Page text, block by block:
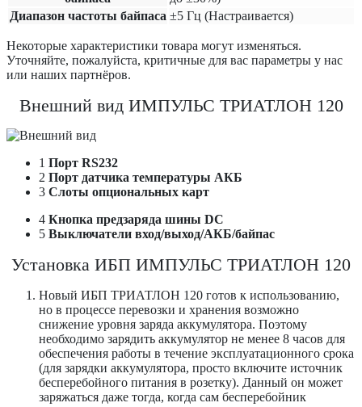
Диапазон частоты байпаса ±5 Гц (Настраивается)
Некоторые характеристики товара могут изменяться.
Уточняйте, пожалуйста, критичные для вас параметры у нас
или наших партнёров.
Внешний вид ИМПУЛЬС ТРИАТЛОН 120
1 Порт RS232
2 Порт датчика температуры АКБ
3 Слоты опциональных карт
4 Кнопка предзаряда шины DC
5 Выключатели вход/выход/АКБ/байпас
Установка ИБП ИМПУЛЬС ТРИАТЛОН 120
Новый ИБП ТРИАТЛОН 120 готов к использованию,
но в процессе перевозки и хранения возможно
снижение уровня заряда аккумулятора. Поэтому
необходимо зарядить аккумулятор не менее 8 часов для
обеспечения работы в течение эксплуатационного срока
(для зарядки аккумулятора, просто включите источник
бесперебойного питания в розетку). Данный он может
заряжаться даже тогда, когда сам бесперебойник